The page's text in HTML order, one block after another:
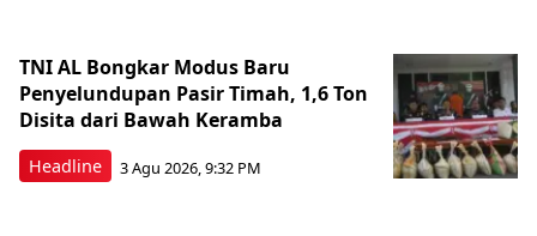
Headline
TNI AL Bongkar Modus Baru
Penyelundupan Pasir Timah, 1,6 Ton
Disita dari Bawah Keramba
3 Agu 2026, 9:32 PM